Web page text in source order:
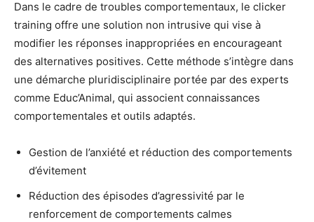
Dans le cadre de troubles comportementaux, le clicker
training offre une solution non intrusive qui vise à
modifier les réponses inappropriées en encourageant
des alternatives positives. Cette méthode s’intègre dans
une démarche pluridisciplinaire portée par des experts
comme Educ’Animal, qui associent connaissances
comportementales et outils adaptés.
Gestion de l’anxiété et réduction des comportements
d’évitement
Réduction des épisodes d’agressivité par le
renforcement de comportements calmes